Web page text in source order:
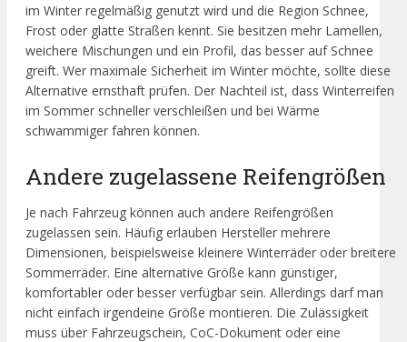
im Winter regelmäßig genutzt wird und die Region Schnee,
Frost oder glatte Straßen kennt. Sie besitzen mehr Lamellen,
weichere Mischungen und ein Profil, das besser auf Schnee
greift. Wer maximale Sicherheit im Winter möchte, sollte diese
Alternative ernsthaft prüfen. Der Nachteil ist, dass Winterreifen
im Sommer schneller verschleißen und bei Wärme
schwammiger fahren können.
Andere zugelassene Reifengrößen
Je nach Fahrzeug können auch andere Reifengrößen
zugelassen sein. Häufig erlauben Hersteller mehrere
Dimensionen, beispielsweise kleinere Winterräder oder breitere
Sommerräder. Eine alternative Größe kann günstiger,
komfortabler oder besser verfügbar sein. Allerdings darf man
nicht einfach irgendeine Größe montieren. Die Zulässigkeit
muss über Fahrzeugschein, CoC-Dokument oder eine